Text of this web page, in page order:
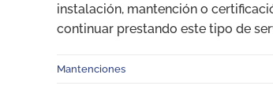
instalación, mantención o
continuar prestando este tipo de
Mantenciones